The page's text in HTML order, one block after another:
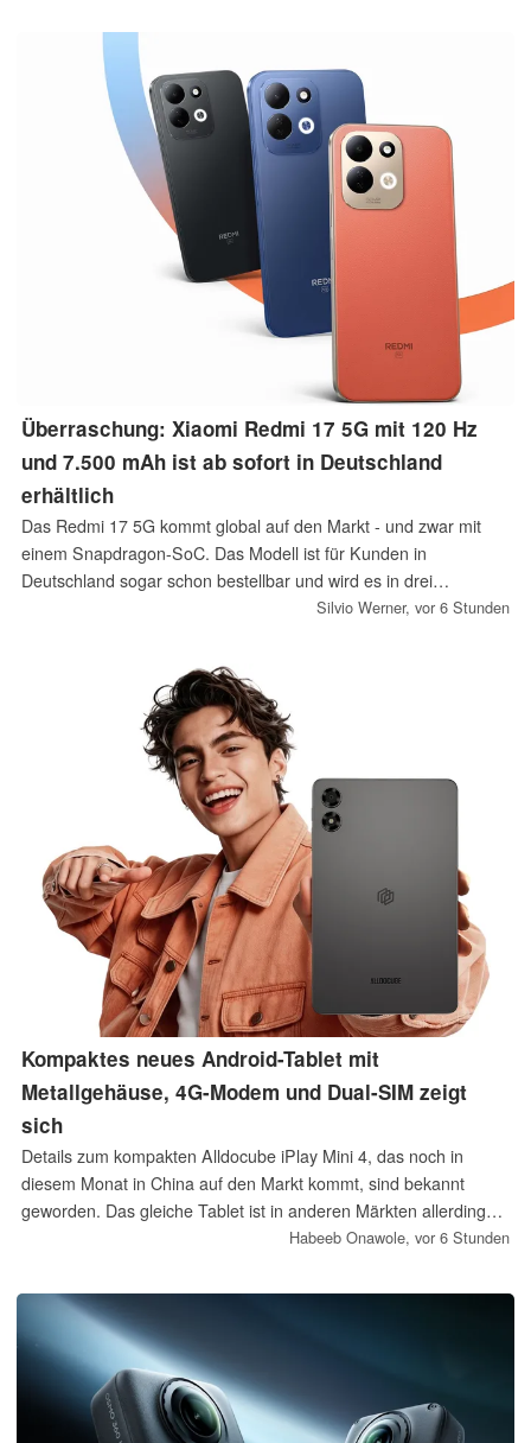
Überraschung: Xiaomi Redmi 17 5G mit 120 Hz
und 7.500 mAh ist ab sofort in Deutschland
erhältlich
Das Redmi 17 5G kommt global auf den Markt - und zwar mit
einem Snapdragon-SoC. Das Modell ist für Kunden in
Deutschland sogar schon bestellbar und wird es in drei
Silvio Werner, vor 6 Stunden
Kompaktes neues Android-Tablet mit
Metallgehäuse, 4G-Modem und Dual-SIM zeigt
sich
Details zum kompakten Alldocube iPlay Mini 4, das noch in
diesem Monat in China auf den Markt kommt, sind bekannt
geworden. Das gleiche Tablet ist in anderen Märkten allerdings
bereits unter dem Namen iPlay 80 Mini Pro erhältlich.
Habeeb Onawole, vor 6 Stunden